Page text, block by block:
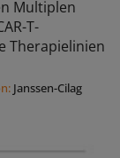
Multiplen
T-
Therapielinien
Janssen-Cilag